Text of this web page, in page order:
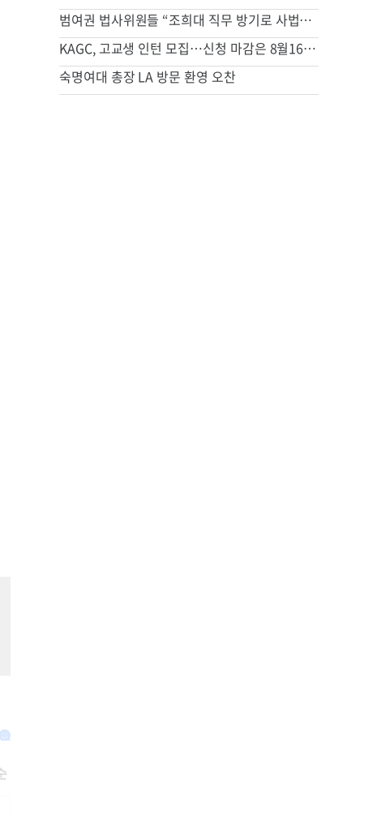
범여권 법사위원들 “조희대 직무 방기로 사법부 멈춰…대법관 즉시 제청해야”
KAGC, 고교생 인턴 모집…신청 마감은 8월16일까지
숙명여대 총장 LA 방문 환영 오찬